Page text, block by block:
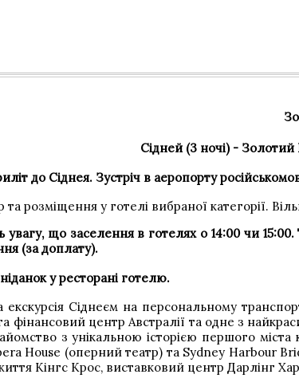
Сідней (3 ночі) -
до Сіднея. Зустріч в аеропорту
розміщення у готелі вибраної категорії.
увагу, що заселення в готелях о 14:00 чи
(за доплату).
у ресторані готелю.
екскурсія Сіднеєм на персональному
фінансовий центр Австралії та одне з
з унікальною історією першого
House (оперний театр) та Sydney Harbour
Кінгс Крос, виставковий центр Дарлінг